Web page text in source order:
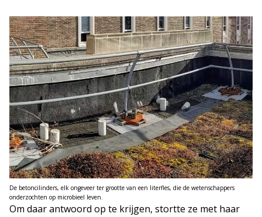
De betoncilinders, elk ongeveer ter grootte van een literfles, die de wetenschappers
onderzochten op microbieel leven.
Om daar antwoord op te krijgen, stortte ze met haar